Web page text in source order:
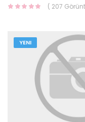
YENI